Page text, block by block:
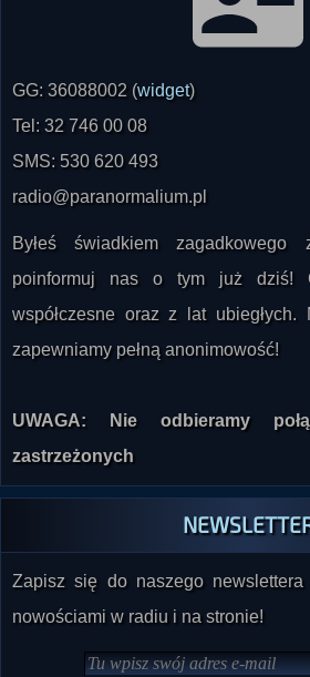
GG: 36088002 (widget)
Tel: 32 746 00 08
SMS: 530 620 493
radio@paranormalium.pl
Byłeś świadkiem
poinformuj nas o tym już dziś!
współczesne oraz z lat ubiegłych.
zapewniamy pełną anonimowość!
UWAGA: Nie odbieramy
zastrzeżonych
Zapisz się do naszego
nowościami w radiu i na stronie!